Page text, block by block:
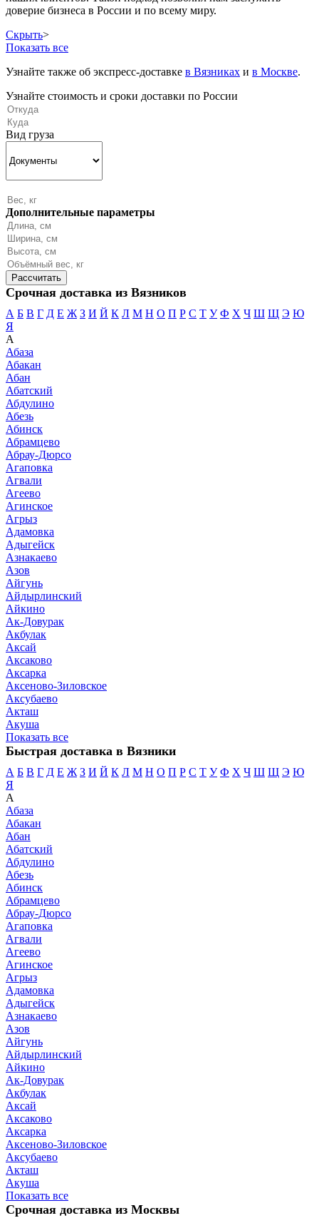
доверие бизнеса в России и по всему миру.
Скрыть>
Показать все
Узнайте также об экспресс-доставке в Вязниках и в Москве.
Узнайте стоимость и сроки доставки по России
Вид груза
Дополнительные параметры
Срочная доставка из Вязников
А Б В Г Д Е Ж З И Й К Л М Н О П Р С Т У Ф Х Ч Ш Щ Э Ю
Я
А
Абаза
Абакан
Абан
Абатский
Абдулино
Абезь
Абинск
Абрамцево
Абрау-Дюрсо
Агаповка
Агвали
Агеево
Агинское
Агрыз
Адамовка
Адыгейск
Азнакаево
Азов
Айгунь
Айдырлинский
Айкино
Ак-Довурак
Акбулак
Аксай
Аксаково
Аксарка
Аксеново-Зиловское
Аксубаево
Акташ
Акуша
Показать все
Быстрая доставка в Вязники
А Б В Г Д Е Ж З И Й К Л М Н О П Р С Т У Ф Х Ч Ш Щ Э Ю
Я
А
Абаза
Абакан
Абан
Абатский
Абдулино
Абезь
Абинск
Абрамцево
Абрау-Дюрсо
Агаповка
Агвали
Агеево
Агинское
Агрыз
Адамовка
Адыгейск
Азнакаево
Азов
Айгунь
Айдырлинский
Айкино
Ак-Довурак
Акбулак
Аксай
Аксаково
Аксарка
Аксеново-Зиловское
Аксубаево
Акташ
Акуша
Показать все
Срочная доставка из Москвы